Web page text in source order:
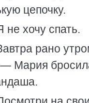
цепочку.
хочу спать.
рано
Мария